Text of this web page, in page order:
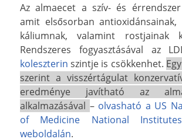
Az almaecet a szív- és érrendszer
amit elsősorban
káliumnak, valamint rostjainak
Rendszeres fogyasztásával az
koleszterin szintje is csökkenhet.
szerint a visszértágulat
eredménye javítható az
alkalmazásával – olvasható a US
of Medicine National
weboldalán.